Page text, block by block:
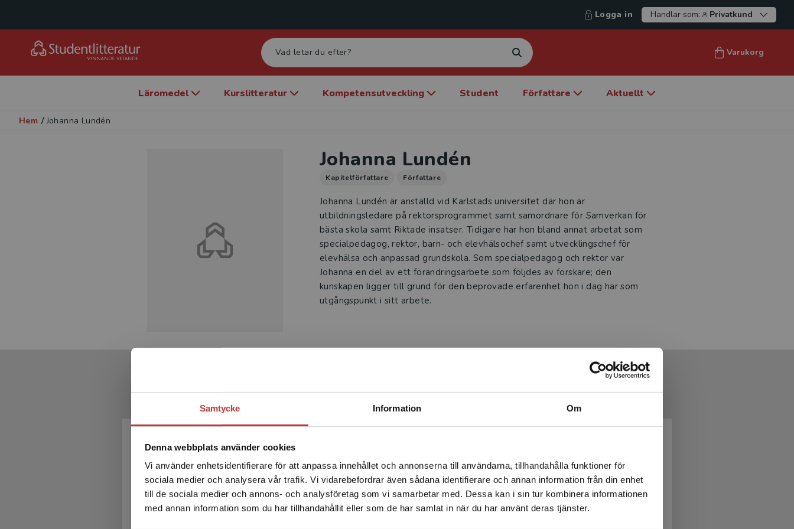
Samtycke Information Om
Denna webbplats använder cookies
Vi använder enhetsidentifierare för att anpassa innehållet och annonserna till användarna, tillhandahålla funktioner för
sociala medier och analysera vår trafik. Vi vidarebefordrar även sådana identifierare och annan information från din enhet
till de sociala medier och annons- och analysföretag som vi samarbetar med. Dessa kan i sin tur kombinera informationen
med annan information som du har tillhandahållit eller som de har samlat in när du har använt deras tjänster.
Begränsad fraktregion
Det verkar som att du besöker studentlitteratur.se via en
enhet utanför Sverige. Vi erbjuder inte leveranser utanför
Sverige. För att kunna slutföra ett köp måste
leveransadressen vara i Sverige.Läs mer
Logga in Handlar som: Privatkund
Varukorg
Läromedel Kurslitteratur Kompetensutveckling Student Författare Aktuellt
Hem / Johanna Lundén
Johanna Lundén
Kapitelförfattare Författare
Johanna Lundén är anställd vid Karlstads universitet där hon är
utbildningsledare på rektorsprogrammet samt samordnare för Samverkan för
bästa skola samt Riktade insatser. Tidigare har hon bland annat arbetat som
specialpedagog, rektor, barn- och elevhälsochef samt utvecklingschef för
elevhälsa och anpassad grundskola. Som specialpedagog och rektor var
Johanna en del av ett förändringsarbete som följdes av forskare; den
kunskapen ligger till grund för den beprövade erfarenhet hon i dag har som
utgångspunkt i sitt arbete.
Produkter